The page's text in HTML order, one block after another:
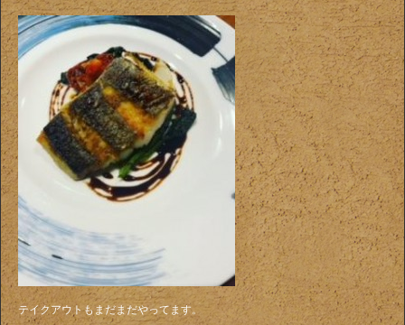
テイクアウトもまだまだやってます。